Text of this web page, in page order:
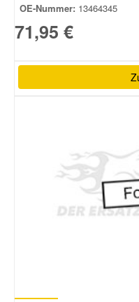
OE-Nummer: 13464345
71,95 €